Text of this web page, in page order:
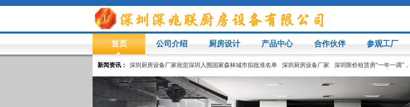
首页 公司介绍 厨房设计 产品中心 合作伙伴 参观工厂
新闻资讯： 深圳厨房设备厂家祝贺深圳入围国家森林城市拟批准名单 深圳厨房设备厂家 深圳限价租赁房“一年一调”